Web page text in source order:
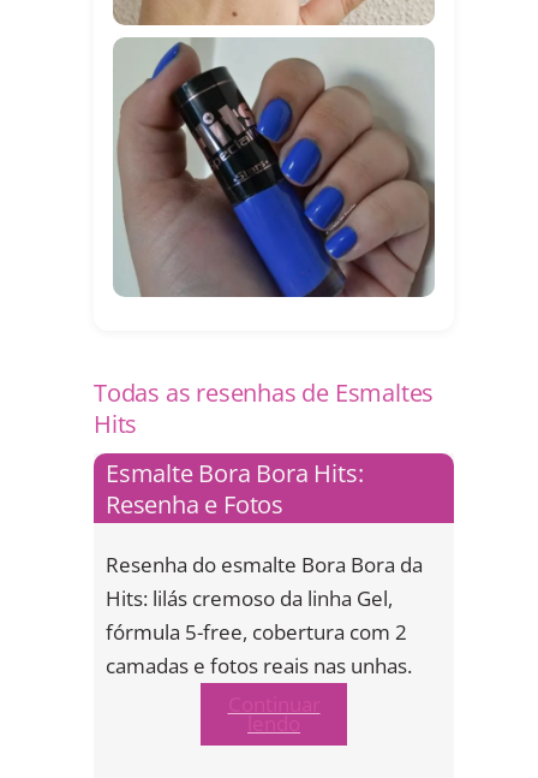
Todas as resenhas de Esmaltes
Hits
Esmalte Bora Bora Hits:
Resenha e Fotos
Resenha do esmalte Bora Bora da
Hits: lilás cremoso da linha Gel,
fórmula 5-free, cobertura com 2
camadas e fotos reais nas unhas.
lendo